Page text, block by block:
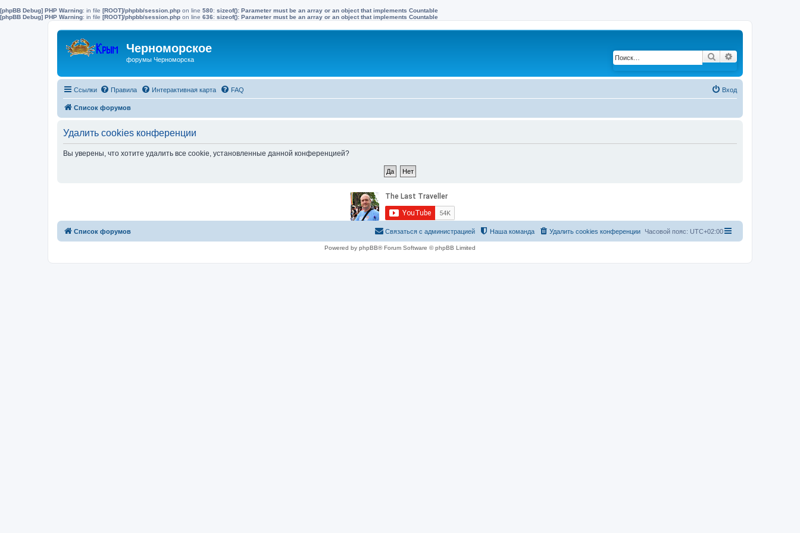
[phpBB Debug] PHP Warning: in file [ROOT]/phpbb/session.php on line 580: sizeof(): Parameter must be an array or an object that implements Countable
[phpBB Debug] PHP Warning: in file [ROOT]/phpbb/session.php on line 636: sizeof(): Parameter must be an array or an object that implements Countable
Черноморское
форумы Черноморска Поиск
Ссылки Правила Интерактивная карта FAQ Вход
Список форумов
Удалить cookies конференции
Вы уверены, что хотите удалить все cookie, установленные данной конференцией?
Список форумов Часовой пояс: UTC+02:00
Удалить cookies конференции
Наша команда
Связаться с администрацией
Powered by phpBB® Forum Software © phpBB Limited